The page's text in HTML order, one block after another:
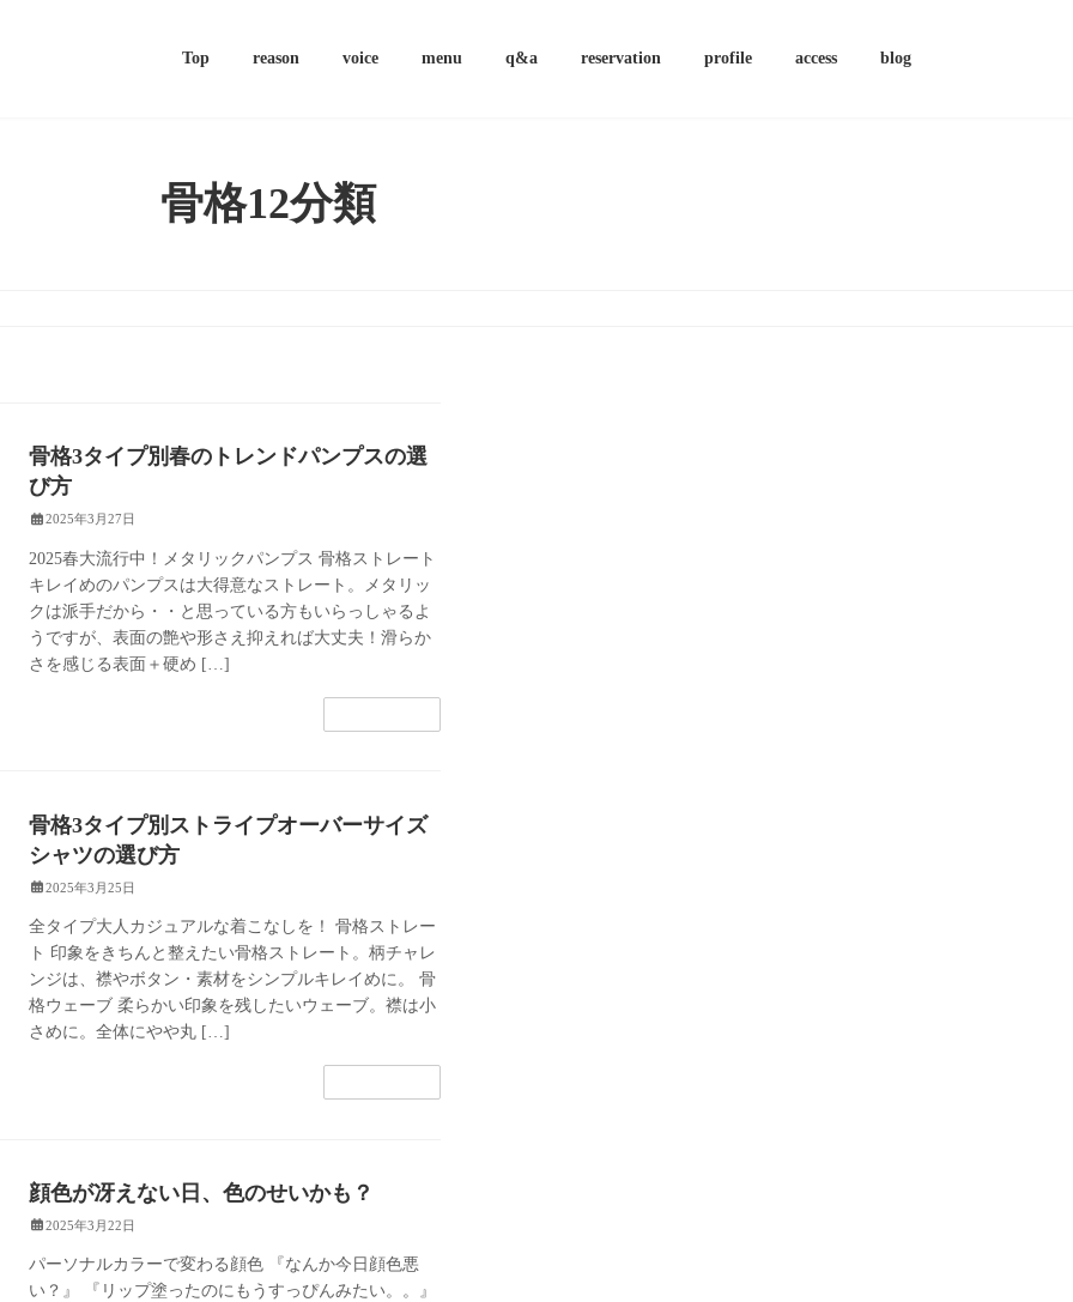
Top reason voice menu q&a reservation profile access blog
骨格12分類
骨格3タイプ別春のトレンドパンプスの選
び方
2025年3月27日
2025春大流行中！メタリックパンプス 骨格ストレート
キレイめのパンプスは大得意なストレート。メタリッ
クは派手だから・・と思っている方もいらっしゃるよ
うですが、表面の艶や形さえ抑えれば大丈夫！滑らか
さを感じる表面＋硬め […]
骨格3タイプ別ストライプオーバーサイズ
シャツの選び方
2025年3月25日
全タイプ大人カジュアルな着こなしを！ 骨格ストレー
ト 印象をきちんと整えたい骨格ストレート。柄チャレ
ンジは、襟やボタン・素材をシンプルキレイめに。 骨
格ウェーブ 柔らかい印象を残したいウェーブ。襟は小
さめに。全体にやや丸 […]
顔色が冴えない日、色のせいかも？
2025年3月22日
パーソナルカラーで変わる顔色 『なんか今日顔色悪
い？』 『リップ塗ったのにもうすっぴんみたい。。』